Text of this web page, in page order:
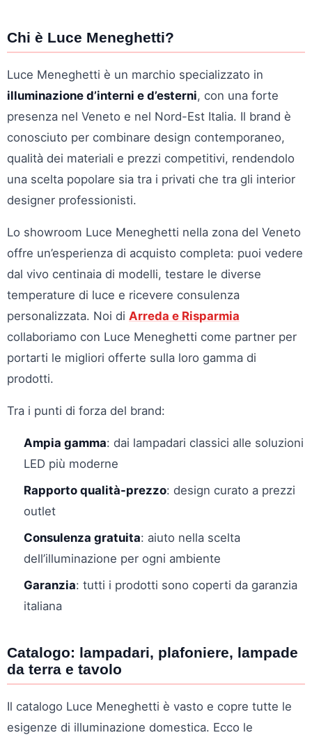
Chi è Luce Meneghetti?
Luce Meneghetti è un marchio specializzato in
illuminazione d’interni e d’esterni, con una forte
presenza nel Veneto e nel Nord-Est Italia. Il brand è
conosciuto per combinare design contemporaneo,
qualità dei materiali e prezzi competitivi, rendendolo
una scelta popolare sia tra i privati che tra gli interior
designer professionisti.
Lo showroom Luce Meneghetti nella zona del Veneto
offre un’esperienza di acquisto completa: puoi vedere
dal vivo centinaia di modelli, testare le diverse
temperature di luce e ricevere consulenza
personalizzata. Noi di Arreda e Risparmia
collaboriamo con Luce Meneghetti come partner per
portarti le migliori offerte sulla loro gamma di
prodotti.
Tra i punti di forza del brand:
Ampia gamma: dai lampadari classici alle soluzioni
LED più moderne
Rapporto qualità-prezzo: design curato a prezzi
outlet
Consulenza gratuita: aiuto nella scelta
dell’illuminazione per ogni ambiente
Garanzia: tutti i prodotti sono coperti da garanzia
italiana
Catalogo: lampadari, plafoniere, lampade
da terra e tavolo
Il catalogo Luce Meneghetti è vasto e copre tutte le
esigenze di illuminazione domestica. Ecco le